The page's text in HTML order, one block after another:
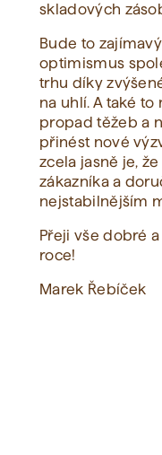
skladových
Bude to
optimismus
trhu díky
na uhlí. A také
propad těžeb a
přinést nové
zcela jasně je,
zákazníka a
nejstabilnějším
Přeji vše dobré
roce!
Marek Řebíček